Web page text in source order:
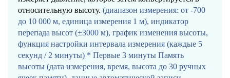
относительную высоту. (диапазон измерения: от -700
до 10 000 м, единица измерения 1 м), индикатор
перепада высот (±3000 м), график изменения высоты,
функция настройки интервала измерения (каждые 5
секунд / 2 минуты) * Первые 3 минуты Память
высоты (дата измерения, время, высота до 30 ручных